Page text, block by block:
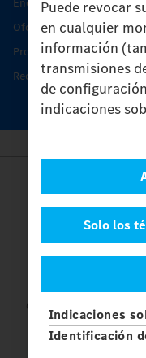
Puede revocar
en cualquier
información
transmisiones
de
indicaciones
Solo los
Indicaciones
Identificación
Oferta de servicio del
Productos de piezas y
Recambios originales
© 2026 Daimler Truck
Mercedes-Benz son